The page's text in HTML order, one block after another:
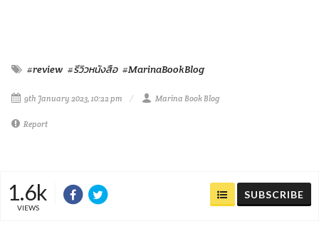
#review #รีวิวหนังสือ #MarinaBookBlog
9th January 2023, 10:22 pm Marina Book Blog
Report
1.6k
VIEWS
SUBSCRIBE